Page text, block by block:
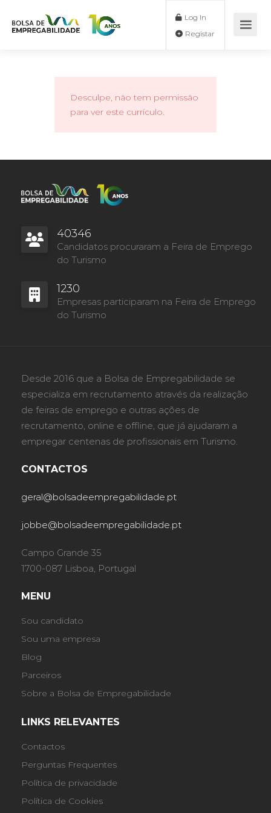
Log In
Desculpe, não tem permissão
para ver este currículo.
40346
Candidatos procuraram a Feira de Emprego
do Turismo
1230
Empresas participaram na Feira de Emprego
do Turismo
Desde 2016 que a Bolsa de Empregabilidade se
especializa em recrutamento através da realização
de feiras de emprego e outras ações de
recrutamento, online e offline, que já ajudaram a
empregar centenas de profissionais em Turismo.
CONTACTOS
geral@bolsadeempregabilidade.pt
jobbe@bolsadeempregabilidade.pt
Campo Grande 35
1700-087 Lisboa, Portugal
MENU
Sou candidato
Sou uma empresa
Blog
Parceiros
Sobre a Bolsa de Empregabilidade
LINKS RELEVANTES
Contactos
Perguntas Frequentes
Política de privacidade
Política de Cookies